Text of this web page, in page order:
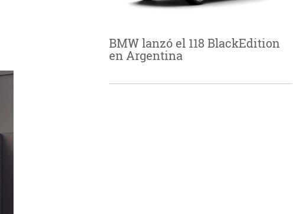
BMW lanzó el 118 BlackEdition
en Argentina